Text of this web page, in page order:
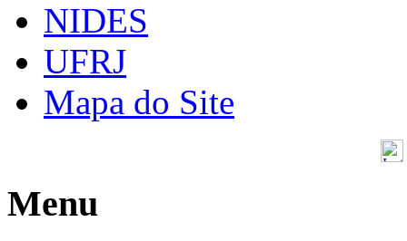
NIDES
UFRJ
Mapa do Site
Menu